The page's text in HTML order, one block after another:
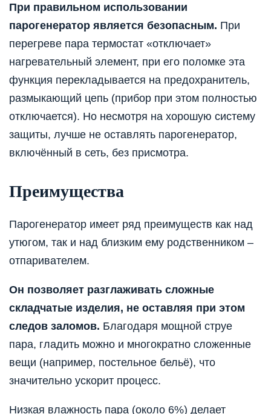
При правильном использовании
парогенератор является безопасным. При
перегреве пара термостат «отключает»
нагревательный элемент, при его поломке эта
функция перекладывается на предохранитель,
размыкающий цепь (прибор при этом полностью
отключается). Но несмотря на хорошую систему
защиты, лучше не оставлять парогенератор,
включённый в сеть, без присмотра.
Преимущества
Парогенератор имеет ряд преимуществ как над
утюгом, так и над близким ему родственником –
отпаривателем.
Он позволяет разглаживать сложные
складчатые изделия, не оставляя при этом
следов заломов. Благодаря мощной струе
пара, гладить можно и многократно сложенные
вещи (например, постельное бельё), что
значительно ускорит процесс.
Низкая влажность пара (около 6%) делает